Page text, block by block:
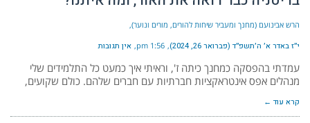
הרש אבינועם (מחנך ומעביר שיחות להורים, מורים ונוער)
י״ז באדר א׳ ה׳תשפ״ד (פברואר 26, 2024) 1:56 pm אין תגובות
עמדתי בהפסקה כמחנך כיתה ז', וראיתי איך כמעט כל התלמידים שלי
מנהלים אפס אינטראקציות חברתיות עם חברים שלהם. כולם שקועים,
קרא עוד ←